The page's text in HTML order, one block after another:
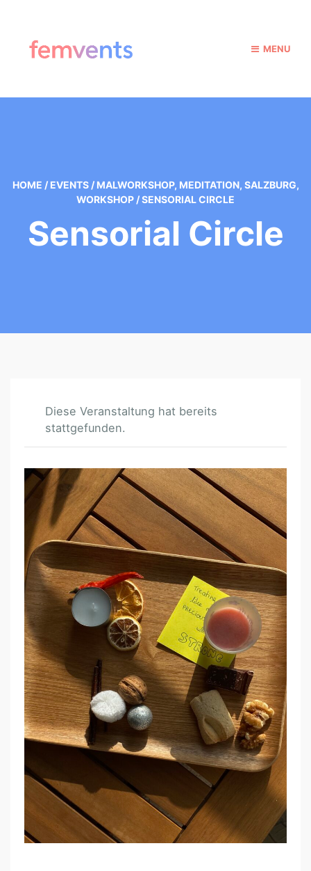
MENU
HOME / EVENTS / MALWORKSHOP, MEDITATION, SALZBURG,
WORKSHOP /SENSORIAL CIRCLE
Sensorial Circle
Diese Veranstaltung hat bereits
stattgefunden.
S
E
N
S
O
R
I
A
L
C
I
R
C
E